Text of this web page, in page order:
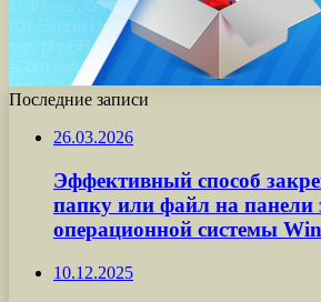
Последние записи
26.03.2026
Эффективный способ
папку или файл на панели
операционной системы
10.12.2025